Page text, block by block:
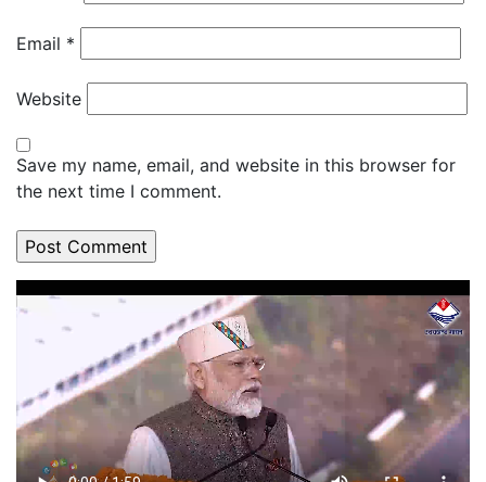
Email *
Website
Save my name, email, and website in this browser for
the next time I comment.